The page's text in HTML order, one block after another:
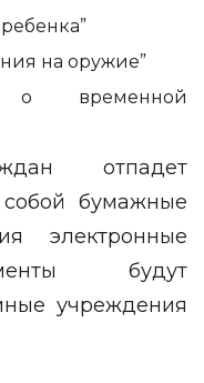
на оружие”
о временной
отпадет
собой бумажные
электронные
будут
учреждения